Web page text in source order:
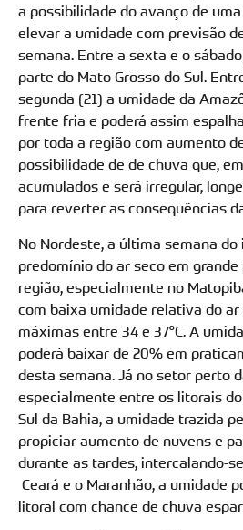
a possibilidade do avanço de
elevar a umidade com previsão
semana. Entre a sexta e o
parte do Mato Grosso do Sul.
segunda (21) a umidade da
frente fria e poderá assim
por toda a região com aumento
possibilidade de de chuva que,
acumulados e será irregular,
para reverter as consequências
No Nordeste, a última semana
predomínio do ar seco em
região, especialmente no
com baixa umidade relativa do
máximas entre 34 e 37°C. A
poderá baixar de 20% em
desta semana. Já no setor perto
especialmente entre os litorais
Sul da Bahia, a umidade trazida
propiciar aumento de nuvens e
durante as tardes, intercalando-
Ceará e o Maranhão, a umidade
litoral com chance de chuva